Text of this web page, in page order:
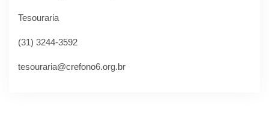
Tesouraria
(31) 3244-3592
tesouraria@crefono6.org.br